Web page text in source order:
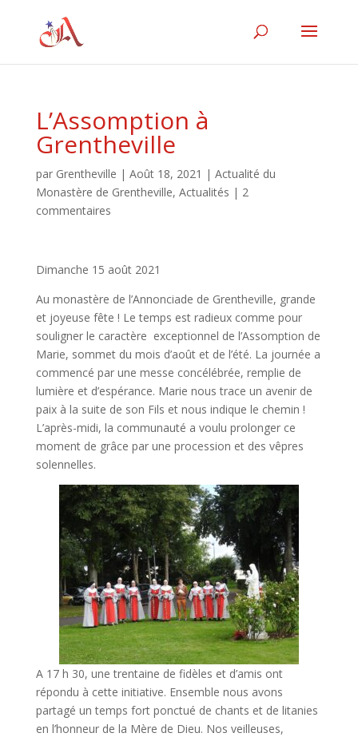
L’Assomption à
Grentheville
par Grentheville | Août 18, 2021 | Actualité du
Monastère de Grentheville, Actualités | 2
commentaires
Dimanche 15 août 2021
Au monastère de l’Annonciade de Grentheville, grande
et joyeuse fête ! Le temps est radieux comme pour
souligner le caractère exceptionnel de l’Assomption de
Marie, sommet du mois d’août et de l’été. La journée a
commencé par une messe concélébrée, remplie de
lumière et d’espérance. Marie nous trace un avenir de
paix à la suite de son Fils et nous indique le chemin !
L’après-midi, la communauté a voulu prolonger ce
moment de grâce par une procession et des vêpres
solennelles.
A 17 h 30, une trentaine de fidèles et d’amis ont
répondu à cette initiative. Ensemble nous avons
partagé un temps fort ponctué de chants et de litanies
en l’honneur de la Mère de Dieu. Nos veilleuses,